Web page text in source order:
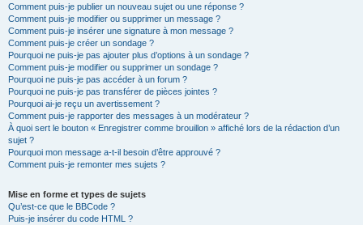
Comment puis-je publier un nouveau sujet ou une réponse ?
Comment puis-je modifier ou supprimer un message ?
Comment puis-je insérer une signature à mon message ?
Comment puis-je créer un sondage ?
Pourquoi ne puis-je pas ajouter plus d’options à un sondage ?
Comment puis-je modifier ou supprimer un sondage ?
Pourquoi ne puis-je pas accéder à un forum ?
Pourquoi ne puis-je pas transférer de pièces jointes ?
Pourquoi ai-je reçu un avertissement ?
Comment puis-je rapporter des messages à un modérateur ?
À quoi sert le bouton « Enregistrer comme brouillon » affiché lors de la rédaction d’un
sujet ?
Pourquoi mon message a-t-il besoin d’être approuvé ?
Comment puis-je remonter mes sujets ?
Mise en forme et types de sujets
Qu’est-ce que le BBCode ?
Puis-je insérer du code HTML ?